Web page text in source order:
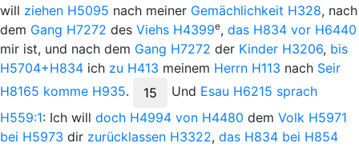
will ziehen H5095 nach meiner Gemächlichkeit H328, nach
dem Gang H7272 des Viehs H4399e, das H834 vor H6440
mir ist, und nach dem Gang H7272 der Kinder H3206, bis
H5704+H834 ich zu H413 meinem Herrn H113 nach Seir
H8165 komme H935. 15 Und Esau H6215 sprach
H559:1: Ich will doch H4994 von H4480 dem Volk H5971
bei H5973 dir zurücklassen H3322, das H834 bei H854